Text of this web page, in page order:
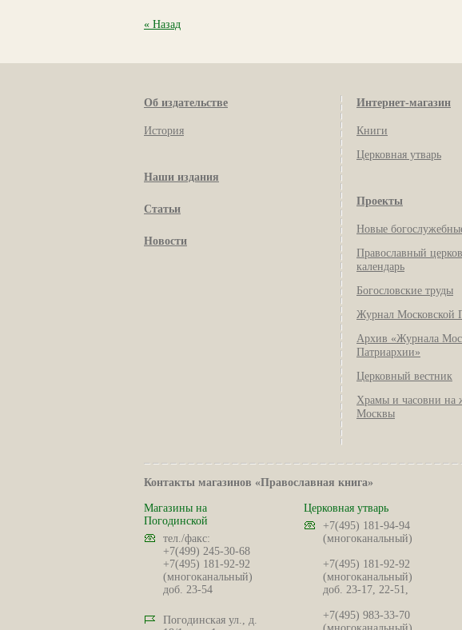
« Назад
Об издательстве
История
Наши издания
Статьи
Новости
Интернет-магазин
Книги
Церковная утварь
Проекты
Новые
Православный
календарь
Богословские труды
Журнал Московской
Архив «Журнала
Патриархии»
Церковный вестник
Храмы и часовни на
Москвы
Контакты магазинов «Православная книга»
Магазины на
Погодинской
тел./факс:
+7(499) 245-30-68
+7(495) 181-92-92
(многоканальный)
доб. 23-54
Погодинская ул., д.
Церковная утварь
+7(495) 181-94-94
(многоканальный)
+7(495) 181-92-92
(многоканальный)
доб. 23-17, 22-51,
+7(495) 983-33-70